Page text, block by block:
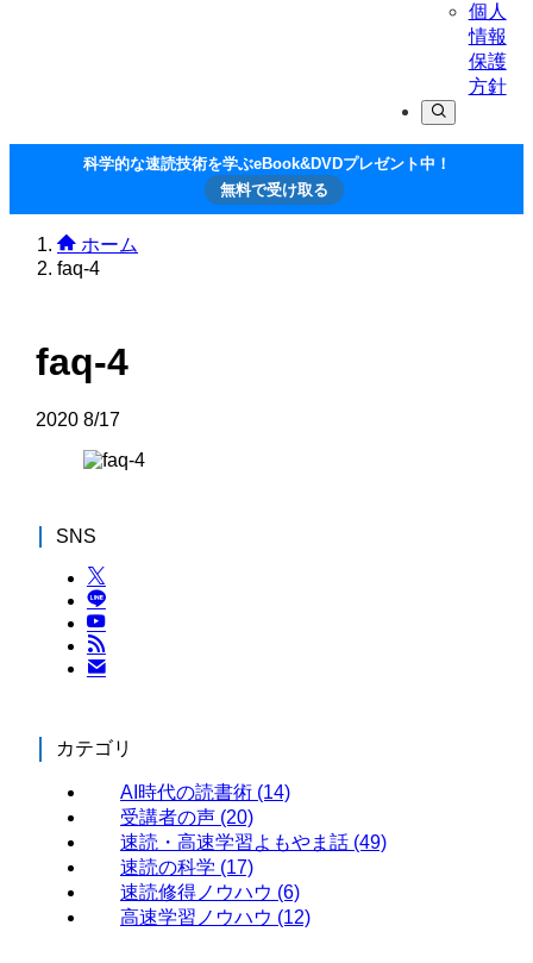
個人
情報
保護
方針
科学的な速読技術を学ぶeBook&DVDプレゼント中！
無料で受け取る
ホーム
faq-4
faq-4
2020 8/17
SNS
カテゴリ
AI時代の読書術 (14)
受講者の声 (20)
速読・高速学習よもやま話 (49)
速読の科学 (17)
速読修得ノウハウ (6)
高速学習ノウハウ (12)